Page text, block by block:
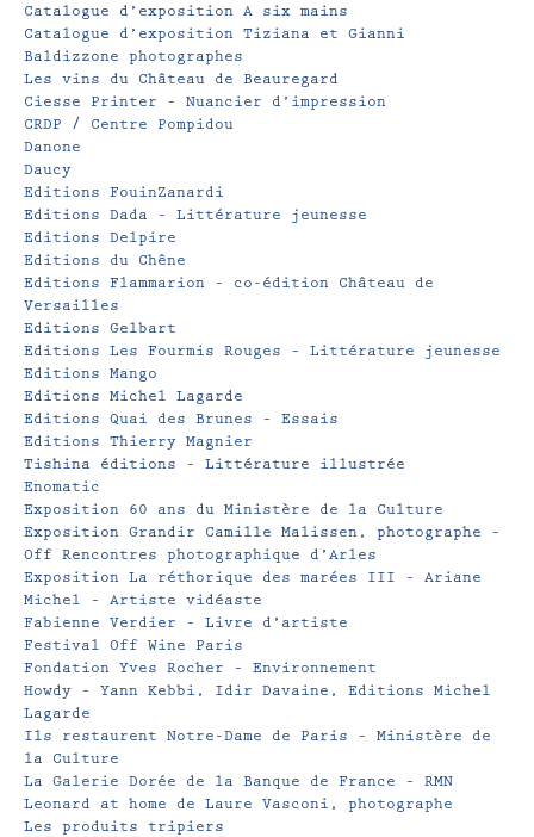
Catalogue d’exposition A six mains
Catalogue d’exposition Tiziana et Gianni
Baldizzone photographes
Les vins du Château de Beauregard
Ciesse Printer – Nuancier d’impression
CRDP / Centre Pompidou
Danone
Daucy
Editions FouinZanardi
Editions Dada – Littérature jeunesse
Editions Delpire
Editions du Chêne
Editions Flammarion – co-édition Château de
Versailles
Editions Gelbart
Editions Les Fourmis Rouges – Littérature jeunesse
Editions Mango
Editions Michel Lagarde
Editions Quai des Brunes – Essais
Editions Thierry Magnier
Tishina éditions – Littérature illustrée
Enomatic
Exposition 60 ans du Ministère de la Culture
Exposition Grandir Camille Malissen, photographe –
Off Rencontres photographique d’Arles
Exposition La réthorique des marées III – Ariane
Michel – Artiste vidéaste
Fabienne Verdier – Livre d’artiste
Festival Off Wine Paris
Fondation Yves Rocher – Environnement
Howdy – Yann Kebbi, Idir Davaine, Editions Michel
Lagarde
Ils restaurent Notre-Dame de Paris – Ministère de
la Culture
La Galerie Dorée de la Banque de France – RMN
Leonard at home de Laure Vasconi, photographe
Les produits tripiers